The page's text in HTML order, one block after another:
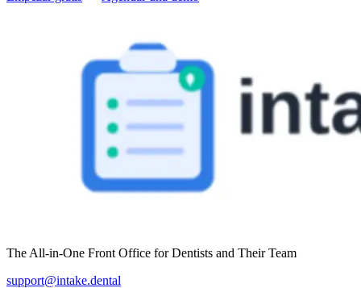
The All-in-One Front Office for Dentists and Their Team
support@intake.dental